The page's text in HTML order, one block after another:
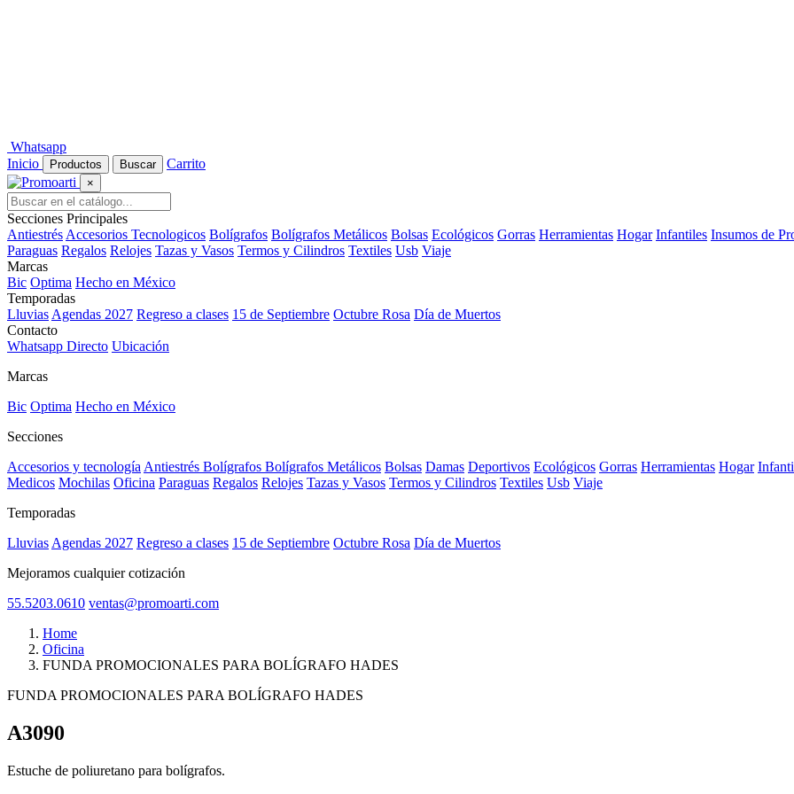
Whatsapp
Inicio
Productos Buscar Carrito
×
Secciones Principales
Antiestrés Accesorios Tecnologicos Bolígrafos Bolígrafos Metálicos Bolsas Ecológicos Gorras Herramientas Hogar Infantiles Insumos de
Paraguas Regalos Relojes Tazas y Vasos Termos y Cilindros Textiles Usb Viaje
Marcas
Bic Optima Hecho en México
Temporadas
Lluvias Agendas 2027 Regreso a clases 15 de Septiembre Octubre Rosa Día de Muertos
Contacto
Whatsapp Directo Ubicación
Marcas
Bic Optima Hecho en México
Secciones
Accesorios y tecnología Antiestrés Bolígrafos Bolígrafos Metálicos Bolsas Damas Deportivos Ecológicos Gorras Herramientas Hogar
Medicos Mochilas Oficina Paraguas Regalos Relojes Tazas y Vasos Termos y Cilindros Textiles Usb Viaje
Temporadas
Lluvias Agendas 2027 Regreso a clases 15 de Septiembre Octubre Rosa Día de Muertos
Mejoramos cualquier cotización
55.5203.0610 ventas@promoarti.com
Home
Oficina
FUNDA PROMOCIONALES PARA BOLÍGRAFO HADES
FUNDA PROMOCIONALES PARA BOLÍGRAFO HADES
A3090
Estuche de poliuretano para bolígrafos.